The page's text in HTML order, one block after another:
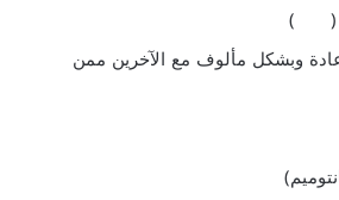
( )
وبشكل مألوف مع الآخرين ممن